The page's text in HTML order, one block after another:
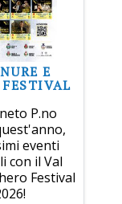
E
FESTIVAL
P.no
eventi
con il Val
Festival